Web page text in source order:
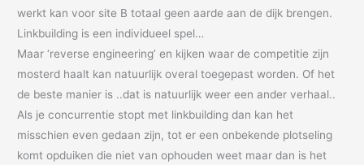
werkt kan voor site B totaal geen aarde aan de dijk brengen.
Linkbuilding is een individueel spel…
Maar ‘reverse engineering’ en kijken waar de competitie zijn
mosterd haalt kan natuurlijk overal toegepast worden. Of het
de beste manier is ..dat is natuurlijk weer een ander verhaal..
Als je concurrentie stopt met linkbuilding dan kan het
misschien even gedaan zijn, tot er een onbekende plotseling
komt opduiken die niet van ophouden weet maar dan is het